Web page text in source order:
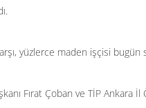
yüzlerce maden işçisi bugün
Fırat Çoban ve TİP Ankara İl